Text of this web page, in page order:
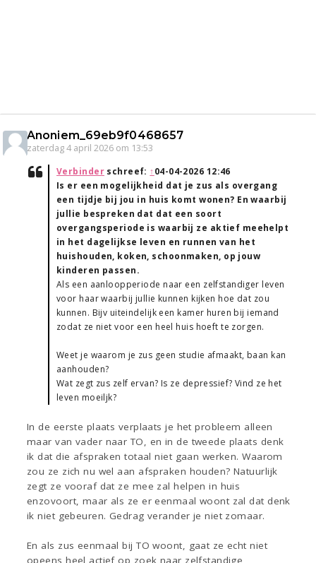
Anoniem_69eb9f0468657
zaterdag 4 april 2026 om 13:53
Verbinderschreef: ↑04-04-2026 12:46
Is er een mogelijkheid dat je zus als overgang
een tijdje bij jou in huis komt wonen? En waarbij
jullie bespreken dat dat een soort
overgangsperiode is waarbij ze aktief meehelpt
in het dagelijkse leven en runnen van het
huishouden, koken, schoonmaken, op jouw
kinderen passen.
Als een aanloopperiode naar een zelfstandiger leven
voor haar waarbij jullie kunnen kijken hoe dat zou
kunnen. Bijv uiteindelijk een kamer huren bij iemand
zodat ze niet voor een heel huis hoeft te zorgen.
Weet je waarom je zus geen studie afmaakt, baan kan
aanhouden?
Wat zegt zus zelf ervan? Is ze depressief? Vind ze het
leven moeiljk?
In de eerste plaats verplaats je het probleem alleen
maar van vader naar TO, en in de tweede plaats denk
ik dat die afspraken totaal niet gaan werken. Waarom
zou ze zich nu wel aan afspraken houden? Natuurlijk
zegt ze vooraf dat ze mee zal helpen in huis
enzovoort, maar als ze er eenmaal woont zal dat denk
ik niet gebeuren. Gedrag verander je niet zomaar.
En als zus eenmaal bij TO woont, gaat ze echt niet
opeens heel actief op zoek naar zelfstandige